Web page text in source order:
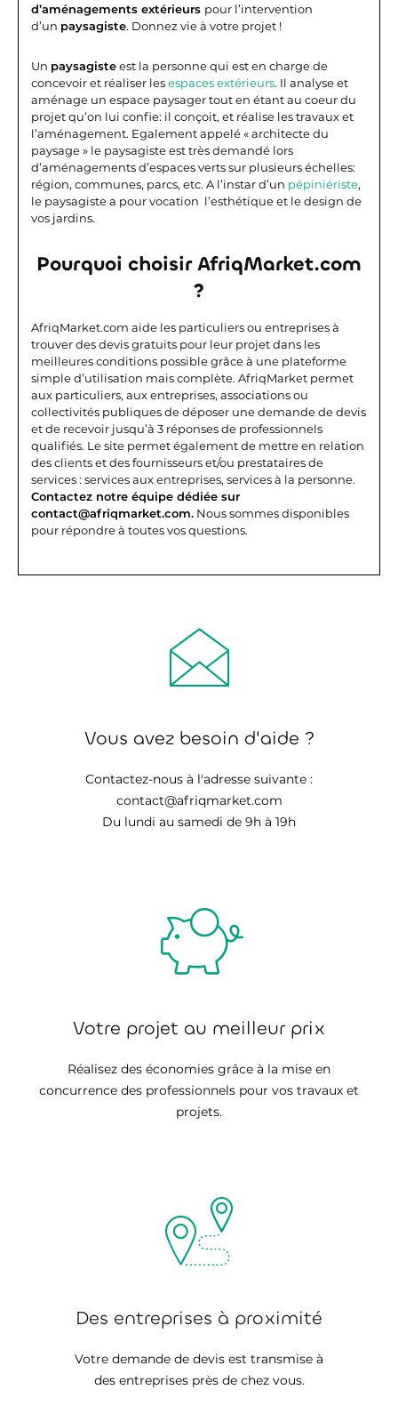
d’aménagements extérieurs pour l’intervention
d’un paysagiste. Donnez vie à votre projet !
Un paysagisteest la personne qui est en charge de
concevoir et réaliser lesespaces extérieurs. Il analyse et
aménage un espace paysager tout en étant au coeur du
projet qu’on lui confie: il conçoit, et réalise les travaux et
l’aménagement. Egalement appelé « architecte du
paysage » le paysagiste est très demandé lors
d’aménagements d’espaces verts sur plusieurs échelles:
région, communes, parcs, etc. A l’instar d’un pépiniériste,
le paysagiste a pour vocation l’esthétique et le design de
vos jardins.
Pourquoi choisir AfriqMarket.com
?
AfriqMarket.com aide les particuliers ou entreprises à
trouver des devis gratuits pour leur projet dans les
meilleures conditions possible grâce à une plateforme
simple d’utilisation mais complète. AfriqMarket permet
aux particuliers, aux entreprises, associations ou
collectivités publiques de déposer une demande de devis
et de recevoir jusqu’à 3 réponses de professionnels
qualifiés. Le site permet également de mettre en relation
des clients et des fournisseurs et/ou prestataires de
services : services aux entreprises, services à la personne.
Contactez notre équipe dédiée sur
contact@afriqmarket.com. Nous sommes disponibles
pour répondre à toutes vos questions.
Vous avez besoin d'aide ?
Contactez-nous à l'adresse suivante :
contact@afriqmarket.com
Du lundi au samedi de 9h à 19h
Votre projet au meilleur prix
Réalisez des économies grâce à la mise en
concurrence des professionnels pour vos travaux et
projets.
Des entreprises à proximité
Votre demande de devis est transmise à
des entreprises près de chez vous.